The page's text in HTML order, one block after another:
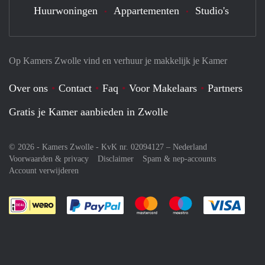
Op Kamers Zwolle vind en verhuur je makkelijk je Kamer
Over ons Contact Faq Voor Makelaars
Partners
Gratis je Kamer aanbieden in Zwolle
© 2026 - Kamers Zwolle - KvK nr. 02094127 – Nederland
Voorwaarden & privacy
Disclaimer
Spam & nep-accounts
Account verwijderen
Je rekent gemakkelijk af met Paypal
Je rekent gemakkelijk af met
Je rekent
Huurwoningen Appartementen Studio's